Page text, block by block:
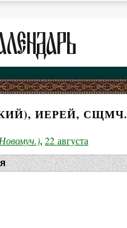
ИЕРЕЙ, СЩМЧ.
, 22 августа